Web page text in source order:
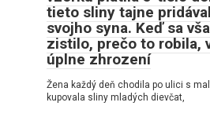
tieto sliny tajne
svojho syna. Keď sa
zistilo, prečo to robila,
úplne zhrození
Žena každý deň chodila po ulici s
kupovala sliny mladých dievčat,